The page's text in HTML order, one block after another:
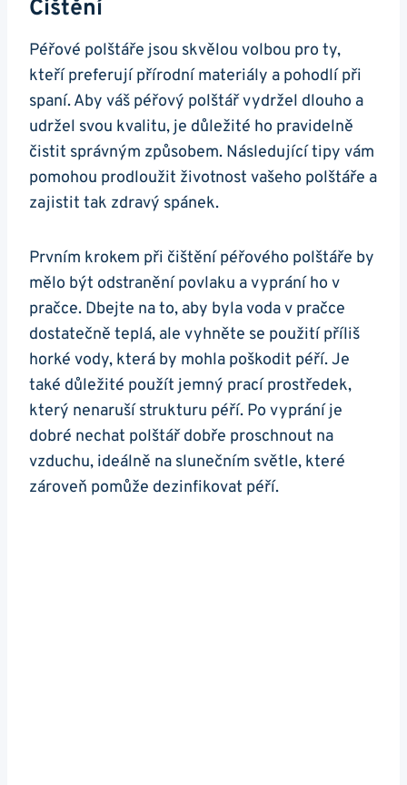
Čištění
Péřové polštáře jsou⁤ skvělou ⁣volbou pro⁢ ty,
‌kteří preferují přírodní materiály⁢ a‍ pohodlí při⁣
spaní. Aby váš péřový polštář vydržel dlouho ‌a
udržel svou kvalitu,‍ je důležité ho pravidelně⁣
čistit správným způsobem. Následující‍ tipy‍ vám
⁤pomohou⁤ prodloužit ⁤životnost vašeho polštáře a
zajistit tak‌ zdravý spánek.
Prvním krokem při čištění péřového polštáře by
mělo být odstranění ‍povlaku a ⁣vyprání ‍ho v
pračce. Dbejte na to, aby byla voda ⁣v pračce
dostatečně teplá, ale vyhněte se použití příliš⁣
horké vody, která by mohla⁢ poškodit péří. Je
také důležité⁤ použít‌ jemný prací prostředek,
který ⁤nenaruší strukturu péří. Po vyprání je
dobré⁢ nechat polštář dobře proschnout na
vzduchu, ideálně⁢ na slunečním světle, které
zároveň pomůže​ dezinfikovat péří.